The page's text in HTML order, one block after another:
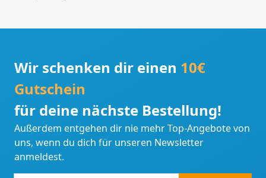
Wir schenken dir einen 10€
Gutschein
für deine nächste Bestellung!
Außerdem entgehen dir nie mehr Top-Angebote von
uns, wenn du dich für unseren Newsletter
anmeldest.